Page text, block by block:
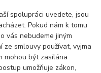
spolupráci uvedete, jsou
Pokud nám k tomu
vás nebudeme jiným
ze smlouvy používat, vyjma
mohou být zasílána
umožňuje zákon,